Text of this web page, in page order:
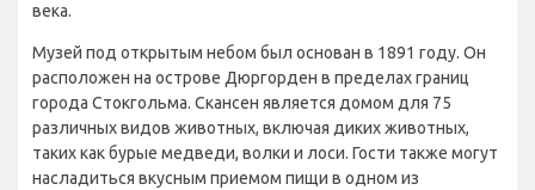
века.
Музей под открытым небом был основан в 1891 году. Он
расположен на острове Дюргорден в пределах границ
города Стокгольма. Скансен является домом для 75
различных видов животных, включая диких животных,
таких как бурые медведи, волки и лоси. Гости также могут
насладиться вкусным приемом пищи в одном из